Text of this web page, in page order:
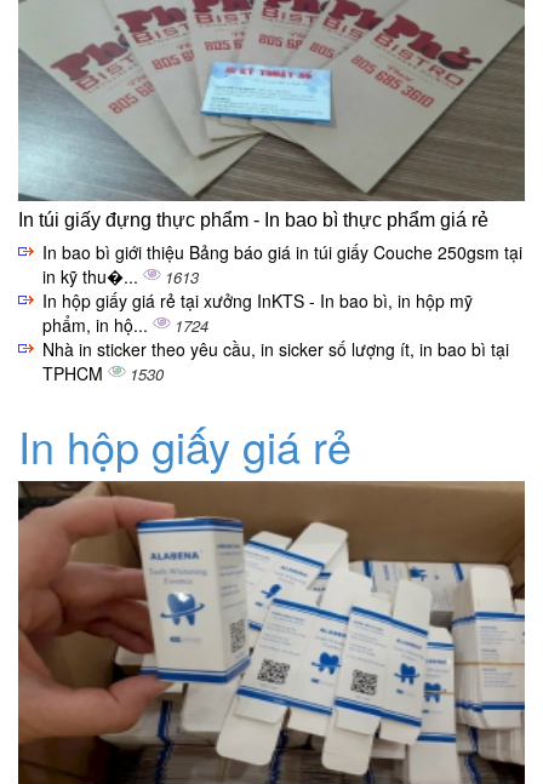
In túi giấy đựng thực phẩm - In bao bì thực phẩm giá rẻ
In bao bì giới thiệu Bảng báo giá in túi giấy Couche 250gsm tại
in kỹ thu�...
1613
In hộp giấy giá rẻ tại xưởng InKTS - In bao bì, in hộp mỹ
phẩm, in hộ...
1724
Nhà in sticker theo yêu cầu, in sicker số lượng ít, in bao bì tại
TPHCM
1530
In hộp giấy giá rẻ